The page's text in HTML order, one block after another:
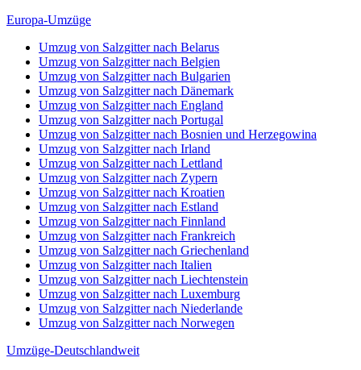
Europa-Umzüge
Umzug von Salzgitter nach Belarus
Umzug von Salzgitter nach Belgien
Umzug von Salzgitter nach Bulgarien
Umzug von Salzgitter nach Dänemark
Umzug von Salzgitter nach England
Umzug von Salzgitter nach Portugal
Umzug von Salzgitter nach Bosnien und Herzegowina
Umzug von Salzgitter nach Irland
Umzug von Salzgitter nach Lettland
Umzug von Salzgitter nach Zypern
Umzug von Salzgitter nach Kroatien
Umzug von Salzgitter nach Estland
Umzug von Salzgitter nach Finnland
Umzug von Salzgitter nach Frankreich
Umzug von Salzgitter nach Griechenland
Umzug von Salzgitter nach Italien
Umzug von Salzgitter nach Liechtenstein
Umzug von Salzgitter nach Luxemburg
Umzug von Salzgitter nach Niederlande
Umzug von Salzgitter nach Norwegen
Umzüge-Deutschlandweit